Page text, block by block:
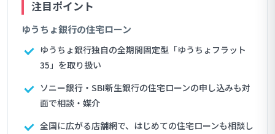
ゆうちょ銀行の住宅ローン
ゆうちょ銀行独自の全期間固定型「ゆうちょフラット
35」を取り扱い
ソニー銀行・SBI新生銀行の住宅ローンの申し込みも対
面で相談・媒介
全国に広がる店舗網で、はじめての住宅ローンも相談し